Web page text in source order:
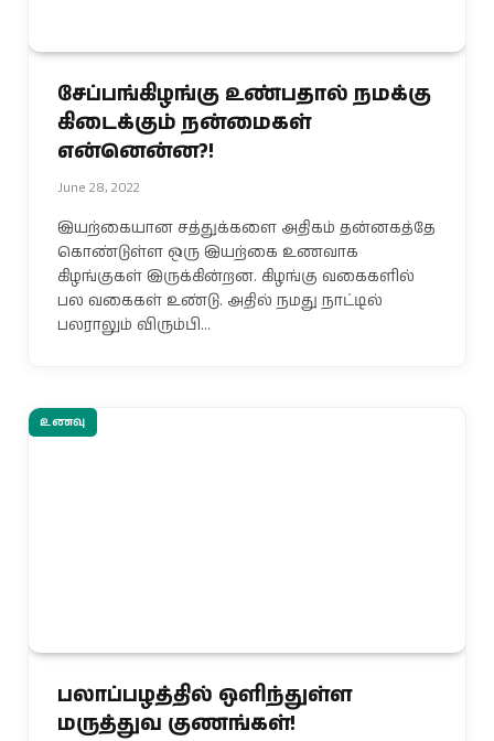
சேப்பங்கிழங்கு உண்பதால் நமக்கு
கிடைக்கும் நன்மைகள்
என்னென்ன?!
June 28, 2022
இயற்கையான சத்துக்களை அதிகம் தன்னகத்தே
கொண்டுள்ள ஒரு இயற்கை உணவாக
கிழங்குகள் இருக்கின்றன. கிழங்கு வகைகளில்
பல வகைகள் உண்டு. அதில் நமது நாட்டில்
பலராலும் விரும்பி…
உணவு
பலாப்பழத்தில் ஒளிந்துள்ள
மருத்துவ குணங்கள்!